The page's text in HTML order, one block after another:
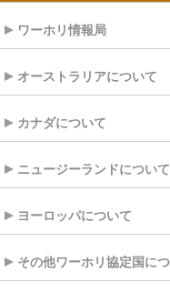
ワーホリ情報局
オーストラリアについて
カナダについて
ニュージーランドについて
ヨーロッパについて
その他ワーホリ協定国に